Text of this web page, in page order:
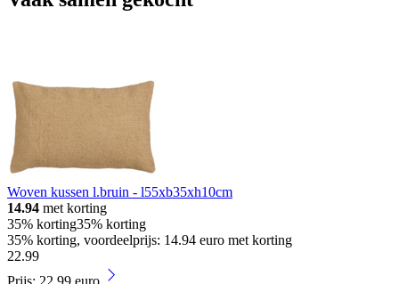
Woven kussen l.bruin - l55xb35xh10cm
14.94 met korting
35% korting35% korting
35% korting, voordeelprijs: 14.94 euro met korting
22.99